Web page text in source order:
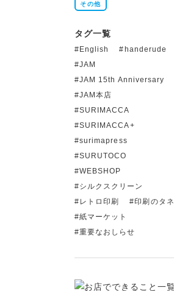
その他
タグ一覧
English
handerude
JAM
JAM 15th Anniversary
JAM本店
SURIMACCA
SURIMACCA+
surimapress
SURUTOCO
WEBSHOP
シルクスクリーン
レトロ印刷
印刷のタネ
紙マーケット
重要なおしらせ